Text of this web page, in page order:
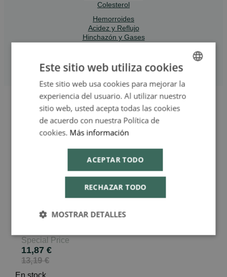
Colesterol
Hemorroides
Acidez y Reflujo
Hinchazón y Gases
Gripe y Resfriado
Memoria y Concentración
Skip to the end of the images gallery
Skip to the beginning of the images gallery
Arnica gel naturel 50 gr. -
Lehning
En stock
Special Price
11,87 €
13,19 €
En stock
SPANISH
ENGLISH
Este sitio web utiliza cookies
Este sitio web usa cookies para mejorar la
experiencia del usuario. Al utilizar nuestro
sitio web, usted acepta todas las cookies
de acuerdo con nuestra Política de
cookies. Más información
ACEPTAR TODO
RECHAZAR TODO
MOSTRAR DETALLES